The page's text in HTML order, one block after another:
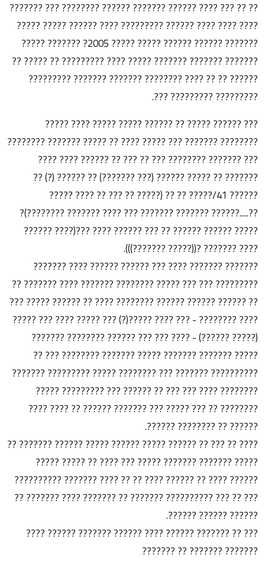
?? ?? ??? ???? ?????? ??????? ?????? ???????? ??? ???????
???? ???? ???? ?????? ????????? ???? ?????? ????? ?????
??????? ?????? ?????? ????? ????? 2005? ??????? ?????
??????? ??????? ??????? ????? ???? ????????? ?? ????? ??
?????? ?? ?? ???? ???????? ??????? ??????? ?????????
????????? ????????? ???.
??? ?????? ????? ?? ?????? ????? ????? ???? ?????
???????? ??????? ??? ????? ???? ?? ????? ??????? ????????
??? ??????? ???????? ??? ?? ??? ?? ?????? ???? ????
??????? ?? ????? ?????? (??? ???????) ?? ?????? (?) ??
?????? 41/????? ?? ?? (????? ?? ??? ?? ???? ?????
??.....?????? ??????? ??????? ??? ???? ??????? ????????)?
????? ?????? ?????? ?? ??? ?????? ???? ???(???? ??????
???? ??????? ?((????? ???????))).
??????? ??????? ???? ??? ?????? ?????? ???? ???????
????????? ??? ??? ????? ???????? ??????? ???? ??????? ??
?? ?????? ?????? ?????? ???????? ???? ?? ?????? ????? ???
???? ???????? - ??? ???? ?????(?) ??? ????? ???? ??? ?????
(????? ??????) - ???? ??? ??? ?????? ???????? ???????
????? ??????? ??????? ????? ??????? ???????? ??? ??
?????????? ??????? ??? ???????? ????? ????????? ???????
???????? ???? ??? ??? ?? ?????? ??? ????????? ?????
???????? ?? ??? ????? ??? ??????? ?????? ?? ???? ????
?????? ?? ???????? ??????.
???? ?? ??? ?? ?????? ????? ?????? ????? ?????? ??????? ??
????? ??????? ??????? ????? ??? ???? ?? ????? ?????
?????? ???? ?? ?????? ???? ?? ?? ???? ??????? ??????????
??? ?? ??? ?????????? ??????? ?? ??????? ???? ??????? ??
?????? ?????? ??????.
??? ?? ??????? ?????? ???? ?????? ??????? ?????? ????
??????? ??????? ?? ???????